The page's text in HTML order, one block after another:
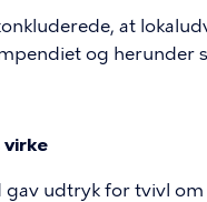
at
og herunder
virke
gav udtryk for tvivl